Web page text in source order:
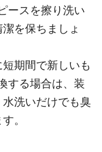
ースを擦り洗い
を保ちましょ
期間で新しいも
する場合は、装
洗いだけでも臭
。